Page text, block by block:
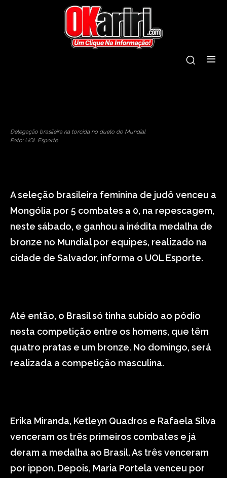
brasil broze
mundial
Delegação brasileira na torcida no duelo do Mundial
Foto: UOL Esporte
A seleção brasileira feminina de judô venceu a
Mongólia por 5 combates a 0, na repescagem,
neste sábado, e ganhou a inédita medalha de
bronze no Mundial por equipes, realizado na
cidade de Salvador, informa o UOL Esporte.
Até então, o Brasil só tinha subido ao pódio
nesta competição entre os homens, que têm
quatro pratas e um bronze. No domingo, será
realizada a competição masculina.
Erika Miranda, Ketleyn Quadros e Rafaela Silva
venceram os três primeiros combates e já
deram a medalha ao Brasil. As três venceram
por ippon. Depois, Maria Portela venceu por